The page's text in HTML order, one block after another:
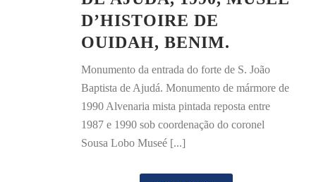
D’HISTOIRE DE
OUIDAH, BENIM.
Monumento da entrada do forte de S. João
Baptista de Ajudá. Monumento de mármore de
1990 Alvenaria mista pintada reposta entre
1987 e 1990 sob coordenação do coronel
Sousa Lobo Museé [...]